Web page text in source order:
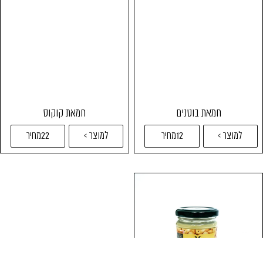
חמאת בוטנים
למוצר > 12מחיר
חמאת קוקוס
למוצר > 22מחיר